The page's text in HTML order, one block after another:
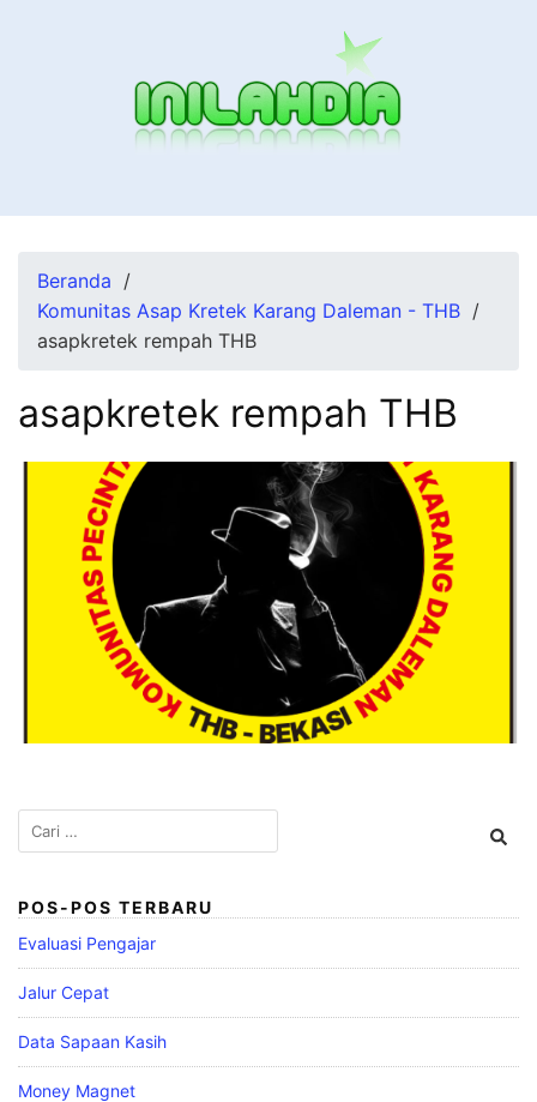
Beranda
Komunitas Asap Kretek Karang Daleman - THB
asapkretek rempah THB
asapkretek rempah THB
Cari
untuk:
POS-POS TERBARU
Evaluasi Pengajar
Jalur Cepat
Data Sapaan Kasih
Money Magnet